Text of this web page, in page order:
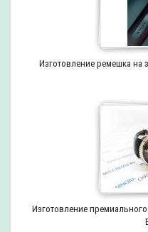
Изготовление ремешка на
Изготовление